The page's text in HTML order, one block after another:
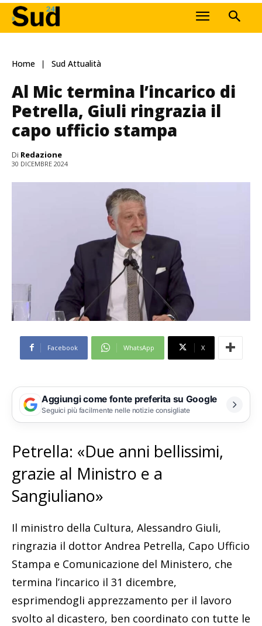
Home Sud Attualità
Al Mic termina l’incarico di
Petrella, Giuli ringrazia il
capo ufficio stampa
Di Redazione
30 DICEMBRE 2024
Facebook WhatsApp X
Aggiungi come fonte preferita su Google
Seguici più facilmente nelle notizie consigliate
Petrella: «Due anni bellissimi,
grazie al Ministro e a
Sangiuliano»
Il ministro della Cultura, Alessandro Giuli,
ringrazia il dottor Andrea Petrella, Capo Ufficio
Stampa e Comunicazione del Ministero, che
termina l’incarico il 31 dicembre,
esprimendogli apprezzamento per il lavoro
svolto al dicastero, ben coordinato con tutte le